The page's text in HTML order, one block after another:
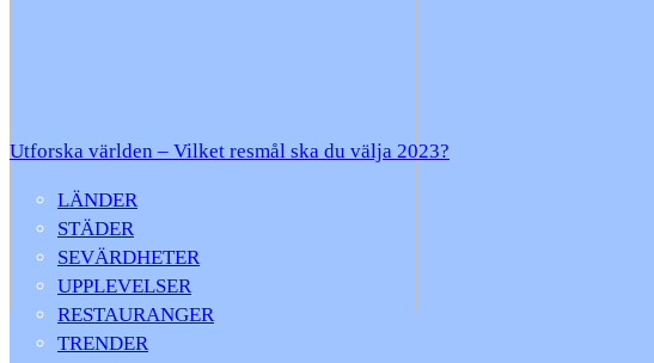
Utforska världen – Vilket resmål ska du välja 2023?
LÄNDER
STÄDER
SEVÄRDHETER
UPPLEVELSER
RESTAURANGER
TRENDER